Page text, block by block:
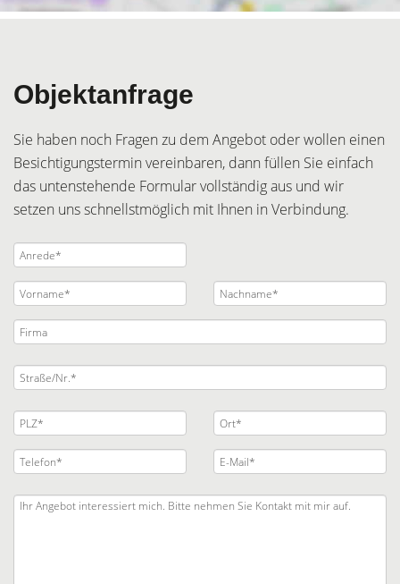
Objektanfrage
Sie haben noch Fragen zu dem Angebot oder wollen einen
Besichtigungstermin vereinbaren, dann füllen Sie einfach
das untenstehende Formular vollständig aus und wir
setzen uns schnellstmöglich mit Ihnen in Verbindung.